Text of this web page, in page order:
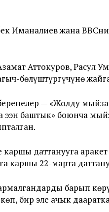
Иманалиев жана
Аттокуров, Расул
бөлүштүргүчүнө
— «Жолду
ээн баштык» боюнча
даттанууга
каршы 22-марта
барып
бир эле ачык